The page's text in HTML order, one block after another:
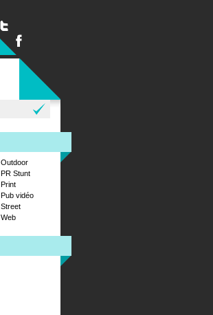
Outdoor
PR Stunt
Print
Pub vidéo
Street
Web